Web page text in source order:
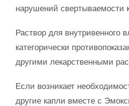
нарушений свертываемости
Раствор для внутривенного
категорически
другими лекарственными
Если возникает
другие капли вместе с